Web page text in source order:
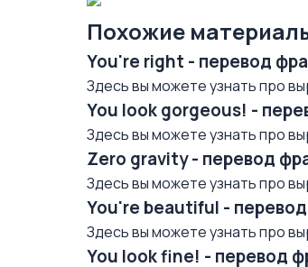
Похожие
You're right - перевод
Здесь вы можете узнать про
You look gorgeous! -
Здесь вы можете узнать про
Zero gravity - перевод
Здесь вы можете узнать про
You're beautiful - перевод
Здесь вы можете узнать про
You look fine! - перевод